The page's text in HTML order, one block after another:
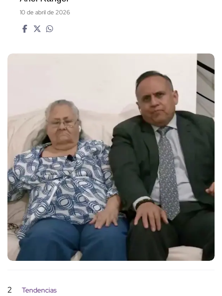
10 de abril de 2026
2 Tendencias